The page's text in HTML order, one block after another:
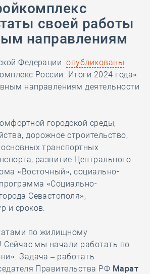
28 мая-День пограничника
своей работы
направлениям
Федерацииопубликованы
России. Итоги 2024 года»
направлениям деятельности
городской среды,
дорожное строительство,
транспортных
развитие Центрального
«Восточный», социально-
«Социально-
Севастополя»,
и сроков.
по жилищному
Сейчас мы начали работать по
Задача – работать
Правительства РФ Марат